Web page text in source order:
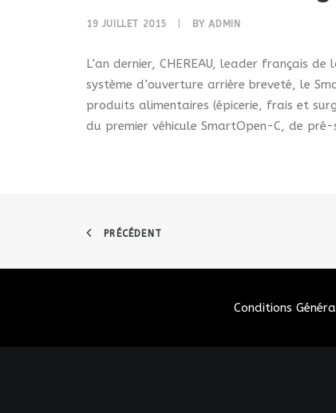
19 JUILLET 2015 BYADMIN
L’an dernier, CHEREAU, leader français
système d’ouverture arrière breveté, le
produits alimentaires (épicerie, frais et
du premier véhicule SmartOpen-C, de pré-
PRÉCÉDENT
Conditions